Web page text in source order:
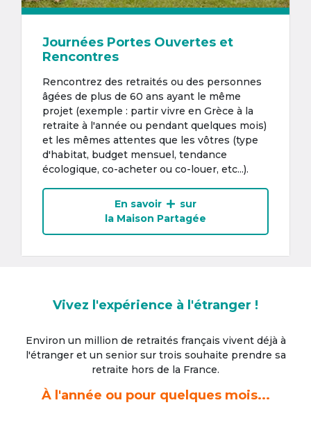
Journées Portes Ouvertes et
Rencontres
Rencontrez des retraités ou des personnes
âgées de plus de 60 ans ayant le même
projet (exemple : partir vivre en Grèce à la
retraite à l'année ou pendant quelques mois)
et les mêmes attentes que les vôtres (type
d'habitat, budget mensuel, tendance
écologique, co-acheter ou co-louer, etc...).
En savoir
sur
la Maison Partagée
Vivez l'expérience à l'étranger !
Environ un million de retraités français vivent déjà à
l'étrangeret un senior sur trois souhaite prendre sa
retraite hors de la France.
À l'année ou pour quelques mois...